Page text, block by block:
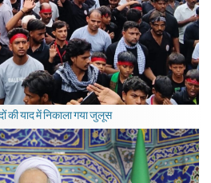
की याद में निकाला गया जुलूस